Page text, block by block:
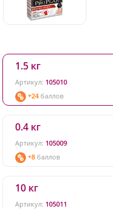
1.5 кг
Артикул: 105010
+24 баллов
0.4 кг
Артикул: 105009
+8 баллов
10 кг
Артикул: 105011